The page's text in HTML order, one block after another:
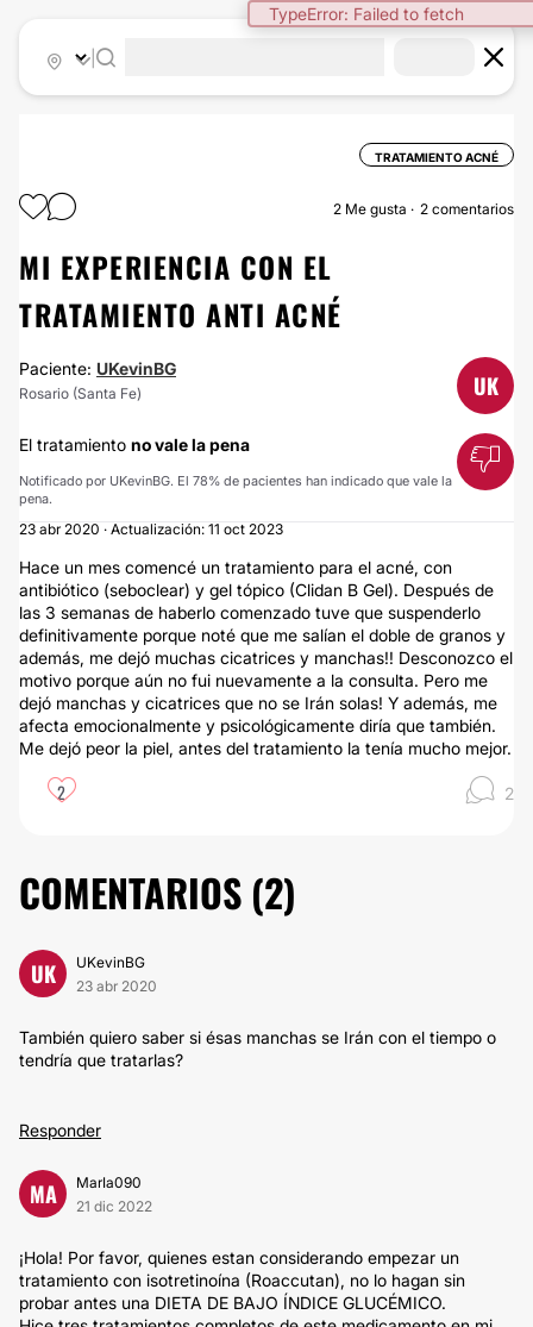
TypeError: Failed to fetch
TRATAMIENTO ACNÉ
2 Me gusta 2 comentarios
MI EXPERIENCIA CON EL
TRATAMIENTO ANTI ACNÉ
Paciente: UKevinBG
Rosario (Santa Fe) UK
El tratamiento no vale la pena
Notificado por UKevinBG. El 78% de pacientes han indicado que vale la
pena.
23 abr 2020 · Actualización: 11 oct 2023
Hace un mes comencé un tratamiento para el acné, con
antibiótico (seboclear) y gel tópico (Clidan B Gel). Después de
las 3 semanas de haberlo comenzado tuve que suspenderlo
definitivamente porque noté que me salían el doble de granos y
además, me dejó muchas cicatrices y manchas!! Desconozco el
motivo porque aún no fui nuevamente a la consulta. Pero me
dejó manchas y cicatrices que no se Irán solas! Y además, me
afecta emocionalmente y psicológicamente diría que también.
Me dejó peor la piel, antes del tratamiento la tenía mucho mejor.
2 2
COMENTARIOS (2)
UK
UKevinBG
23 abr 2020
También quiero saber si ésas manchas se Irán con el tiempo o
tendría que tratarlas?
Responder
MA
MarIa090
21 dic 2022
¡Hola! Por favor, quienes estan considerando empezar un
tratamiento con isotretinoína (Roaccutan), no lo hagan sin
probar antes una DIETA DE BAJO ÍNDICE GLUCÉMICO.